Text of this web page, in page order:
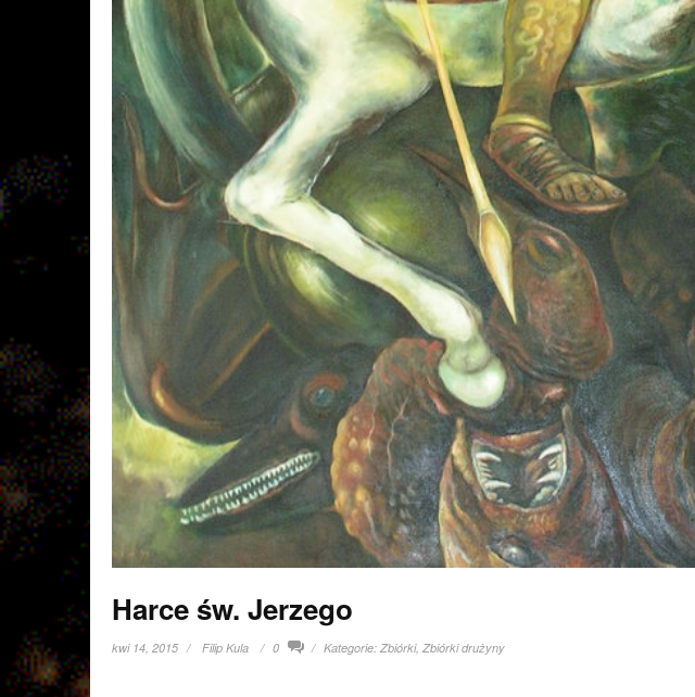
Harce św. Jerzego
kwi 14, 2015 Filip Kula 0 Kategorie: Zbiórki, Zbiórki drużyny